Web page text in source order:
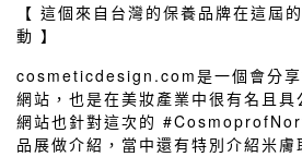
【 這個來自台灣的保養品牌在這屆
動 】
cosmeticdesign.com是一個會分享
網站，也是在美妝產業中很有名且
網站也針對這次的
品展做介紹，當中還有特別介紹米膚